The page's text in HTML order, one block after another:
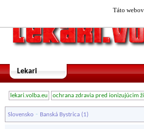
Táto
Lekari
lekari.volba.eu ochrana zdravia pred ionizujúcim
Slovensko - Banská Bystrica (1)